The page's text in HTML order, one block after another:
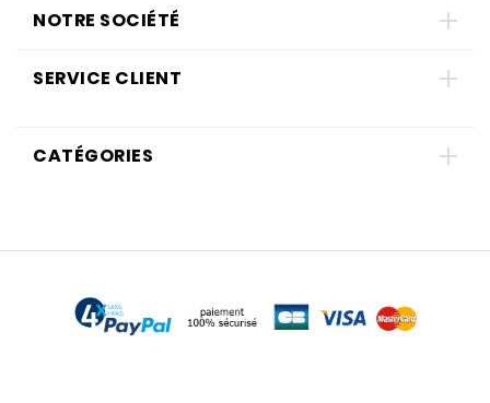
NOTRE SOCIÉTÉ
SERVICE CLIENT
CATÉGORIES